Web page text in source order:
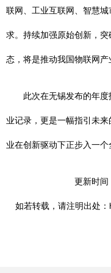
联网、工业互联网、智慧
求。持续加强原始创新，
态，将是推动我国物联网产
此次在无锡发布的年
业记录，更是一幅指引未
业在创新驱动下正步入一个
更新时
如若转载，请注明出处